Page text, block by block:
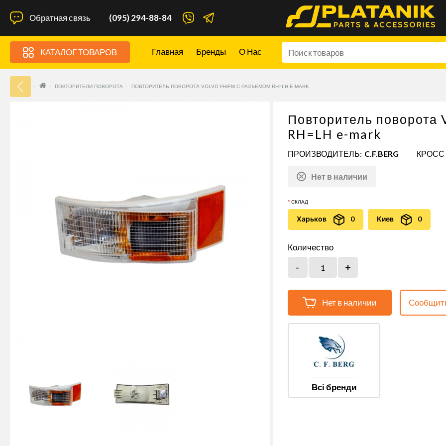
Обратная связь (095) 294-88-84
КАТАЛОГ ТОВАРОВ Главная Бренды О Нас
ПОВТОРИТЕЛИ ПОВОРОТА ПОВТОРИТЕЛЬ ПОВОРОТА VOLVO FH/FM С РАЗЪЕМОМ RH=LH E-MARK
Повторитель поворота
RH=LH e-mark
ПРОИЗВОДИТЕЛЬ: C.F.BERG КРОСС
Нет в наличии
СКЛАД
Харьков 0 Киев 0
Количество
Нет в наличии
Всі бренди